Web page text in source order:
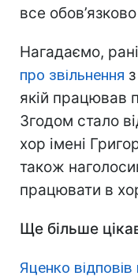
все
Нагадаємо,
про звільнення
якій працював
Згодом стало
хор імені
також
працювати в
Ще більше
Яценко